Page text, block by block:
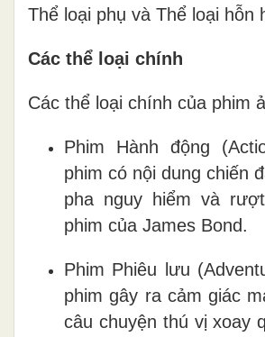
Thể loại phụ và Thể loại hỗn
Các thể loại chính
Các thể loại chính của phim
Phim Hành động
phim có nội dung chiến
pha nguy hiểm và
phim của James Bond.
Phim Phiêu lưu
phim gây ra cảm giác
câu chuyện thú vị xoay